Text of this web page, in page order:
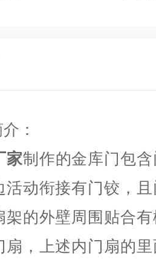
：
家制作的金库门包
活动衔接有门铰，
架的外壁周围贴合
扇，上述内门扇的